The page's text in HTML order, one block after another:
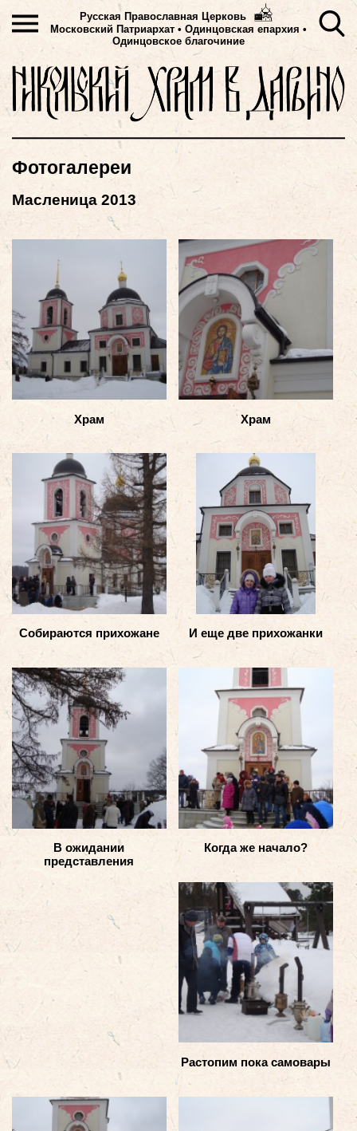
Русская Православная Церковь
Московский Патриархат • Одинцовская епархия •
Одинцовское благочиние
Фотогалереи
Масленица 2013
Храм Храм
Собираются прихожане И еще две прихожанки
В ожидании
представления
Когда же начало?
Растопим пока самовары